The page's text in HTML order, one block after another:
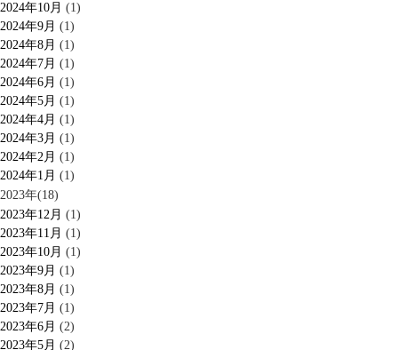
2024年10月 (1)
2024年9月 (1)
2024年8月 (1)
2024年7月 (1)
2024年6月 (1)
2024年5月 (1)
2024年4月 (1)
2024年3月 (1)
2024年2月 (1)
2024年1月 (1)
2023年(18)
2023年12月 (1)
2023年11月 (1)
2023年10月 (1)
2023年9月 (1)
2023年8月 (1)
2023年7月 (1)
2023年6月 (2)
2023年5月 (2)